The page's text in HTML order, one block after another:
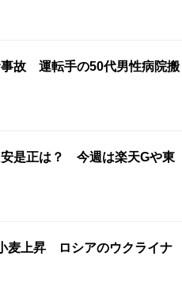
事故 運転手の50代男性病院搬
是正は？ 今週は楽天Gや東
上昇 ロシアのウクライナ